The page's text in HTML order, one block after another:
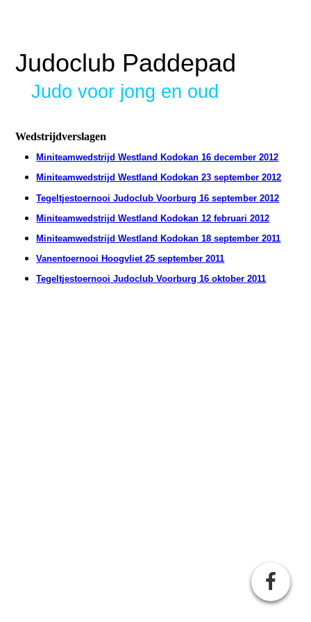
Judoclub Paddepad
Judo voor jong en oud
Wedstrijdverslagen
Miniteamwedstrijd Westland Kodokan 16 december 2012
Miniteamwedstrijd Westland Kodokan 23 september 2012
Tegeltjestoernooi Judoclub Voorburg 16 september 2012
Miniteamwedstrijd Westland Kodokan 12 februari 2012
Miniteamwedstrijd Westland Kodokan 18 september 2011
Vanentoernooi Hoogvliet 25 september 2011
Tegeltjestoernooi Judoclub Voorburg 16 oktober 2011